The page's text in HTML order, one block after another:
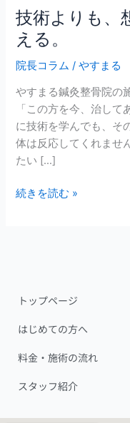
技術よりも、
える。
院長コラム /やすまる
やすまる鍼灸整骨院の
「この方を今、治し
に技術を学んでも、そ
体は反応してくれませ
たい […]
が
結
果
を
え
る。
続きを読む »
トップページ
はじめての方へ
料金・施術の流れ
スタッフ紹介